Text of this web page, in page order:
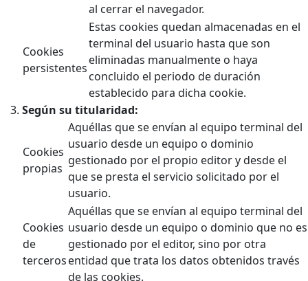
al cerrar el navegador.
Cookies
persistentes
Estas cookies quedan almacenadas en el
terminal del usuario hasta que son
eliminadas manualmente o haya
concluido el periodo de duración
establecido para dicha cookie.
Según su titularidad:
Cookies
propias
Aquéllas que se envían al equipo terminal del
usuario desde un equipo o dominio
gestionado por el propio editor y desde el
que se presta el servicio solicitado por el
usuario.
Cookies
de
terceros
Aquéllas que se envían al equipo terminal del
usuario desde un equipo o dominio que no es
gestionado por el editor, sino por otra
entidad que trata los datos obtenidos través
de las cookies.